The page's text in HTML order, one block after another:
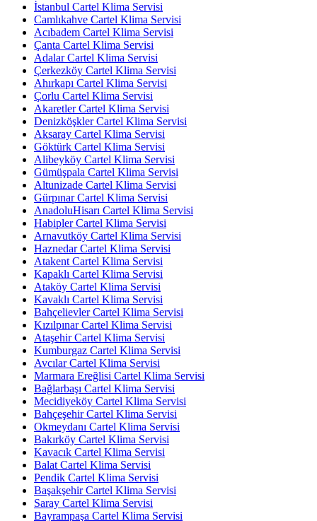
İstanbul Cartel Klima Servisi
Camlıkahve Cartel Klima Servisi
Acıbadem Cartel Klima Servisi
Çanta Cartel Klima Servisi
Adalar Cartel Klima Servisi
Çerkezköy Cartel Klima Servisi
Ahırkapı Cartel Klima Servisi
Çorlu Cartel Klima Servisi
Akaretler Cartel Klima Servisi
Denizköşkler Cartel Klima Servisi
Aksaray Cartel Klima Servisi
Göktürk Cartel Klima Servisi
Alibeyköy Cartel Klima Servisi
Gümüşpala Cartel Klima Servisi
Altunizade Cartel Klima Servisi
Gürpınar Cartel Klima Servisi
AnadoluHisarı Cartel Klima Servisi
Habipler Cartel Klima Servisi
Arnavutköy Cartel Klima Servisi
Haznedar Cartel Klima Servisi
Atakent Cartel Klima Servisi
Kapaklı Cartel Klima Servisi
Ataköy Cartel Klima Servisi
Kavaklı Cartel Klima Servisi
Bahçelievler Cartel Klima Servisi
Kızılpınar Cartel Klima Servisi
Ataşehir Cartel Klima Servisi
Kumburgaz Cartel Klima Servisi
Avcılar Cartel Klima Servisi
Marmara Ereğlisi Cartel Klima Servisi
Bağlarbaşı Cartel Klima Servisi
Mecidiyeköy Cartel Klima Servisi
Bahçeşehir Cartel Klima Servisi
Okmeydanı Cartel Klima Servisi
Bakırköy Cartel Klima Servisi
Kavacık Cartel Klima Servisi
Balat Cartel Klima Servisi
Pendik Cartel Klima Servisi
Başakşehir Cartel Klima Servisi
Saray Cartel Klima Servisi
Bayrampaşa Cartel Klima Servisi